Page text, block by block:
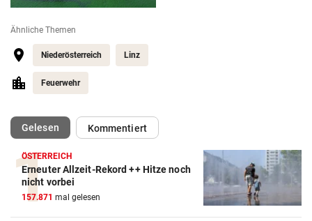
Ähnliche Themen
Niederösterreich Linz
Feuerwehr
Gelesen(ausgewählt)Kommentiert
ÖSTERREICH
Erneuter Allzeit-Rekord ++ Hitze noch
nicht vorbei
157.871 mal gelesen